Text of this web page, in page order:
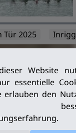
Tür 2025
Kleinmachnow
vorbehalten.
Website
essentielle
erlauben den